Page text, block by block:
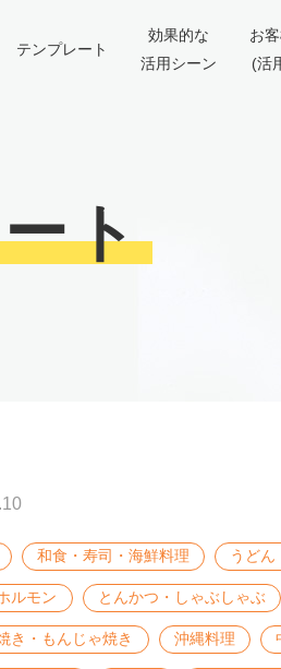
テンプレート
効果的な
活用シーン
お
(活
ト
和食・寿司・海鮮料理 うどん
ルモン とんかつ・しゃぶしゃぶ
き・もんじゃ焼き 沖縄料理